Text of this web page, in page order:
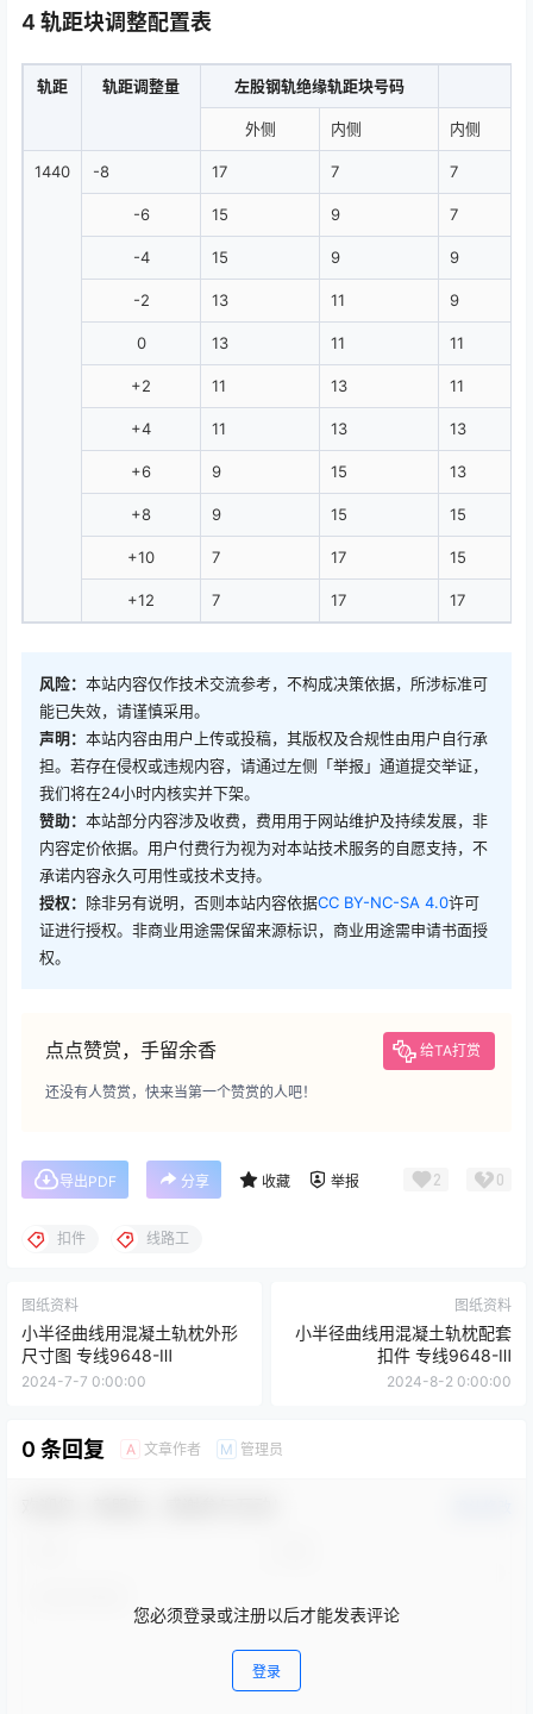
4 轨距块调整配置表
轨距 轨距调整量 左股钢轨绝缘轨距块号码
外侧 内侧 内侧
1440 -8 17 7 7
-6 15 9 7
-4 15 9 9
-2 13 11 9
0 13 11 11
+2 11 13 11
+4 11 13 13
+6 9 15 13
+8 9 15 15
+10 7 17 15
+12 7 17 17
风险： 本站内容仅作技术交流参考，不构成决策依据，所涉标准可
能已失效，请谨慎采用。
声明： 本站内容由用户上传或投稿，其版权及合规性由用户自行承
担。若存在侵权或违规内容，请通过左侧「举报」通道提交举证，
我们将在24小时内核实并下架。
赞助： 本站部分内容涉及收费，费用用于网站维护及持续发展，非
内容定价依据。用户付费行为视为对本站技术服务的自愿支持，不
承诺内容永久可用性或技术支持。
授权： 除非另有说明，否则本站内容依据CC BY-NC-SA 4.0许可
证进行授权。非商业用途需保留来源标识，商业用途需申请书面授
权。
点点赞赏，手留余香 给TA打赏
还没有人赞赏，快来当第一个赞赏的人吧！
导出PDF 分享 收藏 举报 2 0
扣件 线路工
图纸资料
小半径曲线用混凝土轨枕外形
尺寸图 专线9648-Ⅲ
2024-7-7 0:00:00
图纸资料
小半径曲线用混凝土轨枕配套
扣件 专线9648-Ⅲ
2024-8-2 0:00:00
0 条回复 A 文章作者 M 管理员
您必须登录或注册以后才能发表评论
登录